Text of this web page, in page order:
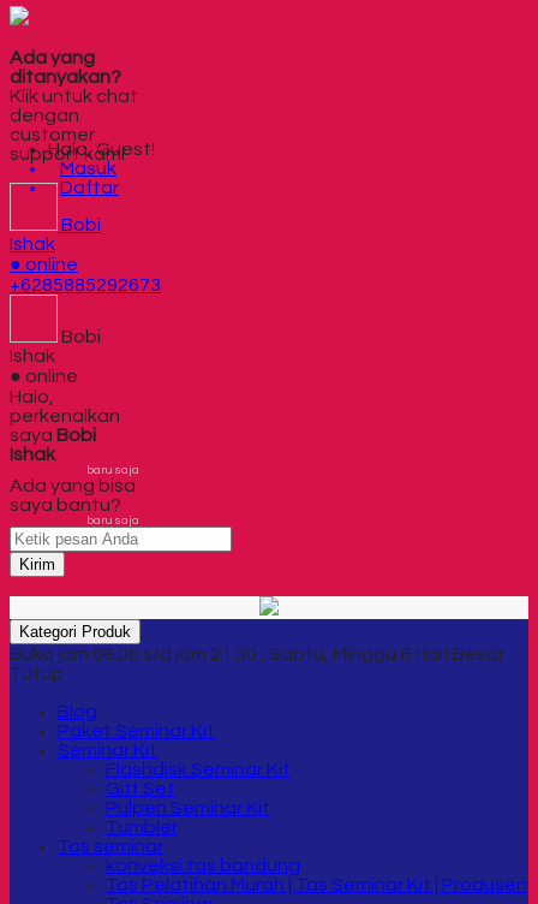
Ada yang
ditanyakan?
Klik untuk chat
dengan
customer
support kami
Bobi
Ishak
● online
+6285885292673
Bobi
Ishak
● online
Halo,
perkenalkan
saya Bobi
Ishak
baru saja
Ada yang bisa
saya bantu?
baru saja
Kirim
Halo, Guest!
Masuk
Daftar
Kategori Produk
Buka jam 08.00 s/d jam 21.00 , Sabtu, Minggu & Hari Besar
Tutup
Blog
Paket Seminar Kit
Seminar Kit
Flashdisk Seminar Kit
Gift Set
Pulpen Seminar Kit
Tumbler
Tas seminar
konveksi tas bandung
Tas Pelatihan Murah | Tas Seminar Kit | Produsen